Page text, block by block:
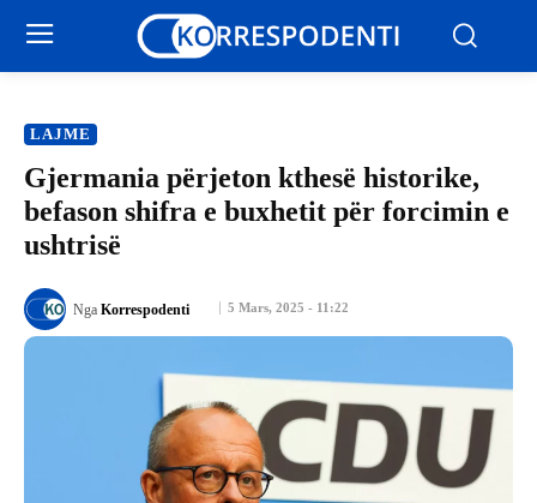
LAJME
Gjermania përjeton kthesë historike,
befason shifra e buxhetit për forcimin e
ushtrisë
5 Mars, 2025 - 11:22
Nga Korrespodenti